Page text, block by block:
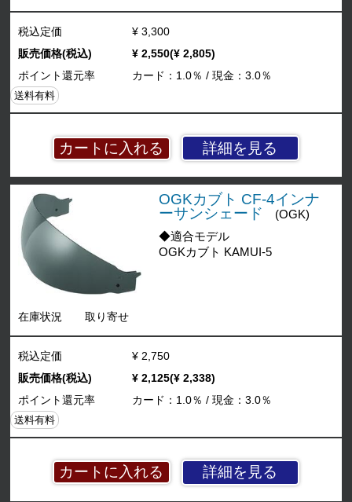
詳細を見る
税込定価
¥ 3,300
販売価格(税込)
¥ 2,550(¥ 2,805)
ポイント還元率
カード：1.0％ / 現金：3.0％
送料有料
OGKカブト CF-4インナ
ーサンシェード
(OGK)
◆適合モデル
OGKカブト KAMUI-5
在庫状況 取り寄せ
詳細を見る
税込定価
¥ 2,750
販売価格(税込)
¥ 2,125(¥ 2,338)
ポイント還元率
カード：1.0％ / 現金：3.0％
送料有料